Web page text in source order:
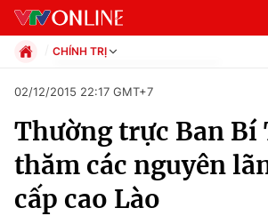
Chuyên mục
Chính trị
CHÍNH TRỊ
Xã hội
Pháp luật
Kinh tế
Thể thao
Truyền hình
02/12/2015 22:17 GMT+7
Thường trực Ban Bí
thăm các nguyên
cấp cao Lào